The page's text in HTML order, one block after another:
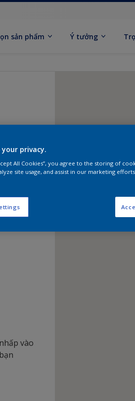
sản phẩm Ý tưởng
vào
your privacy.
All Cookies”, you agree to the storing of
site usage, and assist in our marketing